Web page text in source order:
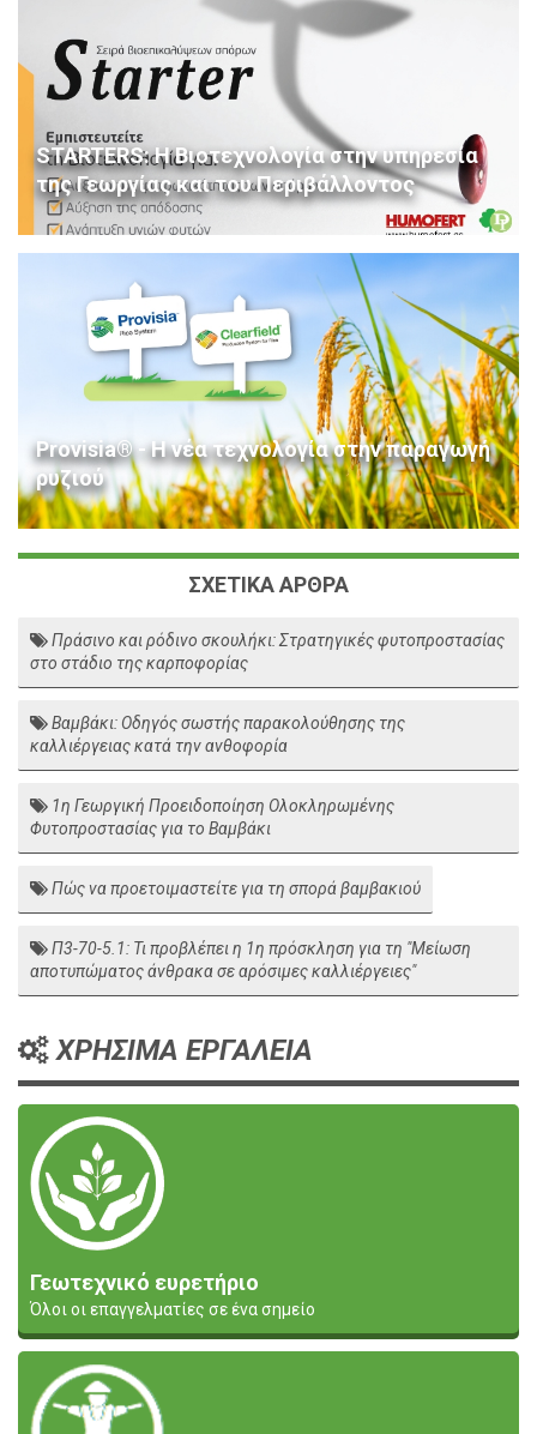
STARTERS: Η Βιοτεχνολογία στην υπηρεσία
της Γεωργίας και του Περιβάλλοντος
Provisia® - Η νέα τεχνολογία στην παραγωγή
ρυζιού
ΣΧΕΤΙΚΑ ΑΡΘΡΑ
Πράσινο και ρόδινο σκουλήκι: Στρατηγικές φυτοπροστασίας
στο στάδιο της καρποφορίας
Βαμβάκι: Οδηγός σωστής παρακολούθησης της
καλλιέργειας κατά την ανθοφορία
1η Γεωργική Προειδοποίηση Ολοκληρωμένης
Φυτοπροστασίας για το Βαμβάκι
Πώς να προετοιμαστείτε για τη σπορά βαμβακιού
Π3-70-5.1: Τι προβλέπει η 1η πρόσκληση για τη "Μείωση
αποτυπώματος άνθρακα σε αρόσιμες καλλιέργειες"
ΧΡΗΣΙΜΑ ΕΡΓΑΛΕΙΑ
Γεωτεχνικό ευρετήριο
Όλοι οι επαγγελματίες σε ένα σημείο